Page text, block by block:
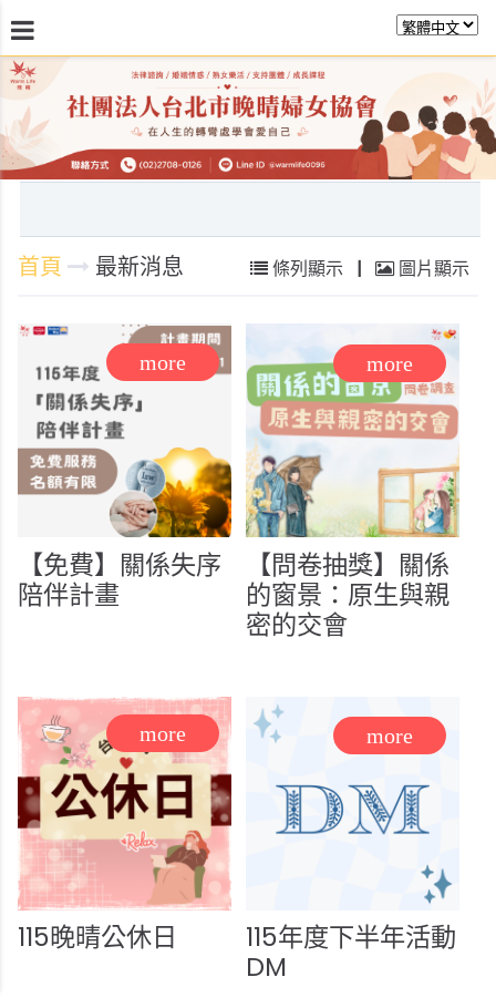
最新消息 關於晚晴 日常服務 課程活動
首頁 最新消息 條列顯示 | 圖片顯示
【免費】關係失序
陪伴計畫
【問卷抽獎】關係
的窗景：原生與親
密的交會
115晚晴公休日
115年度下半年活動
DM